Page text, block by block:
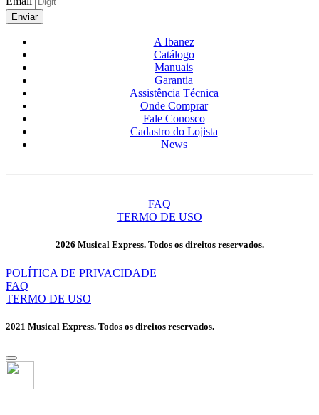
Enviar
A Ibanez
Catálogo
Manuais
Garantia
Assistência Técnica
Onde Comprar
Fale Conosco
Cadastro do Lojista
News
FAQ
TERMO DE USO
2026 Musical Express. Todos os direitos reservados.
POLÍTICA DE PRIVACIDADE
FAQ
TERMO DE USO
2021 Musical Express. Todos os direitos reservados.